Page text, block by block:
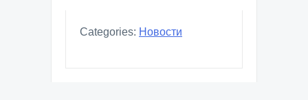
Categories: Новости